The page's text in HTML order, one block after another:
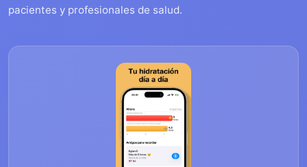
pacientes y profesionales de salud.